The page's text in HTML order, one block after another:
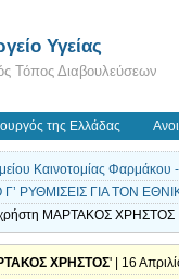
Υγείας
Τόπος Διαβουλεύσεων
της Ελλάδας
Καινοτομίας Φαρμάκου
Γ’ ΡΥΘΜΙΣΕΙΣ ΓΙΑ ΤΟΝ
χρήστη ΜΑΡΤΑΚΟΣ ΧΡΗΣΤΟΣ
ΧΡΗΣΤΟΣ' | 16